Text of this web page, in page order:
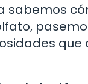
sabemos
que